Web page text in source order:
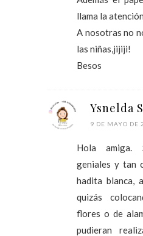
llama la
A nosotras no
las niñas,jijiji!
Besos
Ysnelda
9 DE MAYO DE
Hola amiga.
geniales y tan
hadita blanca,
quizás
flores o de
pudieran